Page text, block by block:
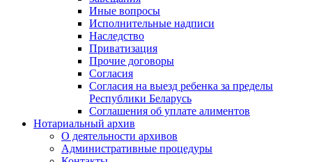
Иные вопросы
Исполнительные надписи
Наследство
Приватизация
Прочие договоры
Согласия
Согласия на выезд ребенка за пределы
Республики Беларусь
Соглашения об уплате алиментов
Нотариальный архив
О деятельности архивов
Административные процедуры